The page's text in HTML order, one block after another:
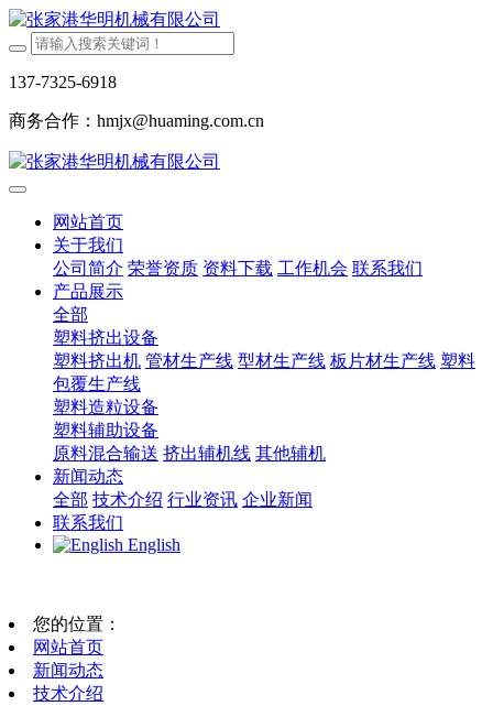
137-7325-6918
商务合作：hmjx@huaming.com.cn
网站首页
关于我们
公司简介 荣誉资质 资料下载 工作机会 联系我们
产品展示
全部
塑料挤出设备
塑料挤出机 管材生产线 型材生产线 板片材生产线 塑料
包覆生产线
塑料造粒设备
塑料辅助设备
原料混合输送 挤出辅机线 其他辅机
新闻动态
全部 技术介绍 行业资讯 企业新闻
联系我们
English
您的位置：
网站首页
新闻动态
技术介绍